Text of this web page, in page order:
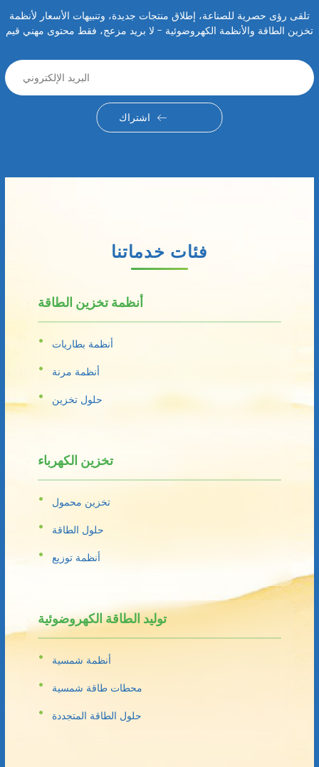
تلقى رؤى حصرية للصناعة، إطلاق منتجات جديدة، وتنبيهات الأسعار لأنظمة
تخزين الطاقة والأنظمة الكهروضوئية - لا بريد مزعج، فقط محتوى مهني قيم
اشتراك
فئات خدماتنا
أنظمة تخزين الطاقة
أنظمة بطاريات
أنظمة مرنة
حلول تخزين
تخزين الكهرباء
تخزين محمول
حلول الطاقة
أنظمة توزيع
توليد الطاقة الكهروضوئية
أنظمة شمسية
محطات طاقة شمسية
حلول الطاقة المتجددة